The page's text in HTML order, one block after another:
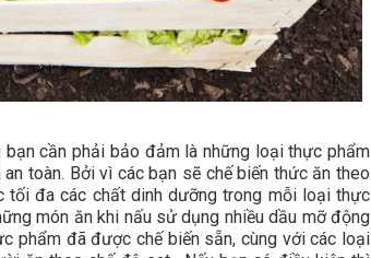
cần phải bảo đảm là những loại thực phẩm
toàn. Bởi vì các bạn sẽ chế biến thức ăn theo
tối đa các chất dinh dưỡng trong mỗi loại thực
món ăn khi nấu sử dụng nhiều dầu mỡ động
phẩm đã được chế biến sẵn, cùng với các loại